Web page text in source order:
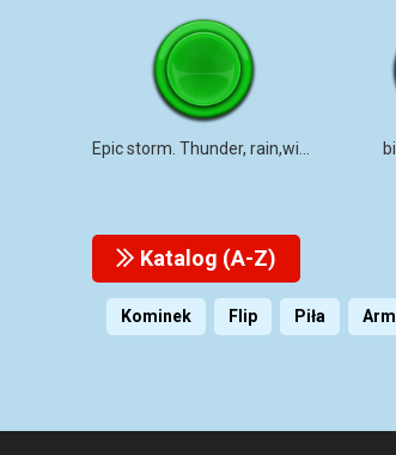
Katalog (A-Z)
Kominek Flip Piła